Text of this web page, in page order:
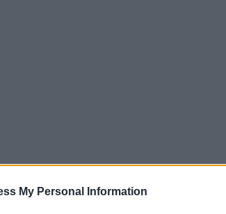
My Personal Information